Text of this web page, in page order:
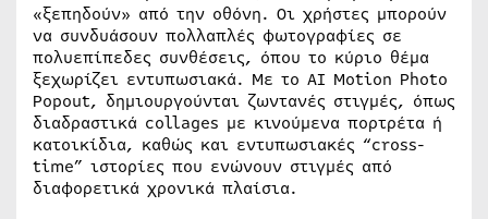
«ξεπηδούν» από την οθόνη. Οι χρήστες μπορούν
να συνδυάσουν πολλαπλές φωτογραφίες σε
πολυεπίπεδες συνθέσεις, όπου το κύριο θέμα
ξεχωρίζει εντυπωσιακά. Με το AI Motion Photo
Popout, δημιουργούνται ζωντανές στιγμές, όπως
διαδραστικά collages με κινούμενα πορτρέτα ή
κατοικίδια, καθώς και εντυπωσιακές “cross-
time” ιστορίες που ενώνουν στιγμές από
διαφορετικά χρονικά πλαίσια.